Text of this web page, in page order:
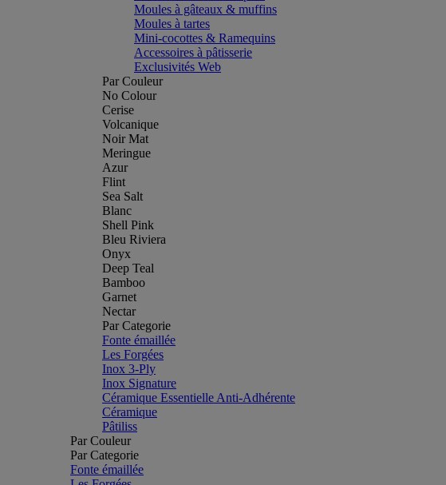
Moules à gâteaux & muffins
Moules à tartes
Mini-cocottes & Ramequins
Accessoires à pâtisserie
Exclusivités Web
Par Couleur
No Colour
Cerise
Volcanique
Noir Mat
Meringue
Azur
Flint
Sea Salt
Blanc
Shell Pink
Bleu Riviera
Onyx
Deep Teal
Bamboo
Garnet
Nectar
Par Categorie
Fonte émaillée
Les Forgées
Inox 3-Ply
Inox Signature
Céramique Essentielle Anti-Adhérente
Céramique
Pâtiliss
Par Couleur
Par Categorie
Fonte émaillée